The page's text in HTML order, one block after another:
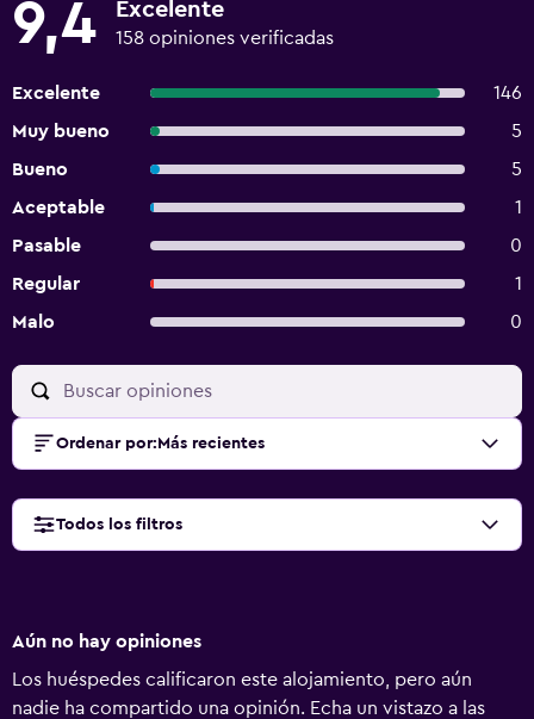
9,4 Excelente
158 opiniones verificadas
Excelente
146
Muy bueno
5
Bueno
5
Aceptable
1
Pasable
0
Regular
1
Malo
0
Ordenar por: Más recientes
Todos los filtros
Aún no hay opiniones
Los huéspedes calificaron este alojamiento, pero aún
nadie ha compartido una opinión. Echa un vistazo a las